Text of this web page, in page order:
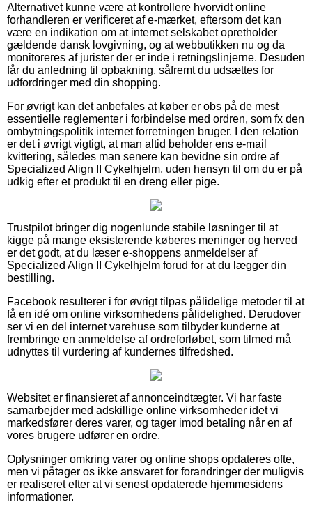
Alternativet kunne være at kontrollere hvorvidt online
forhandleren er verificeret af e-mærket, eftersom det kan
være en indikation om at internet selskabet opretholder
gældende dansk lovgivning, og at webbutikken nu og da
monitoreres af jurister der er inde i retningslinjerne. Desuden
får du anledning til opbakning, såfremt du udsættes for
udfordringer med din shopping.
For øvrigt kan det anbefales at køber er obs på de mest
essentielle reglementer i forbindelse med ordren, som fx den
ombytningspolitik internet forretningen bruger. I den relation
er det i øvrigt vigtigt, at man altid beholder ens e-mail
kvittering, således man senere kan bevidne sin ordre af
Specialized Align II Cykelhjelm, uden hensyn til om du er på
udkig efter et produkt til en dreng eller pige.
Trustpilot bringer dig nogenlunde stabile løsninger til at
kigge på mange eksisterende køberes meninger og herved
er det godt, at du læser e-shoppens anmeldelser af
Specialized Align II Cykelhjelm forud for at du lægger din
bestilling.
Facebook resulterer i for øvrigt tilpas pålidelige metoder til at
få en idé om online virksomhedens pålidelighed. Derudover
ser vi en del internet varehuse som tilbyder kunderne at
frembringe en anmeldelse af ordreforløbet, som tilmed må
udnyttes til vurdering af kundernes tilfredshed.
Websitet er finansieret af annonceindtægter. Vi har faste
samarbejder med adskillige online virksomheder idet vi
markedsfører deres varer, og tager imod betaling når en af
vores brugere udfører en ordre.
Oplysninger omkring varer og online shops opdateres ofte,
men vi påtager os ikke ansvaret for forandringer der muligvis
er realiseret efter at vi senest opdaterede hjemmesidens
informationer.